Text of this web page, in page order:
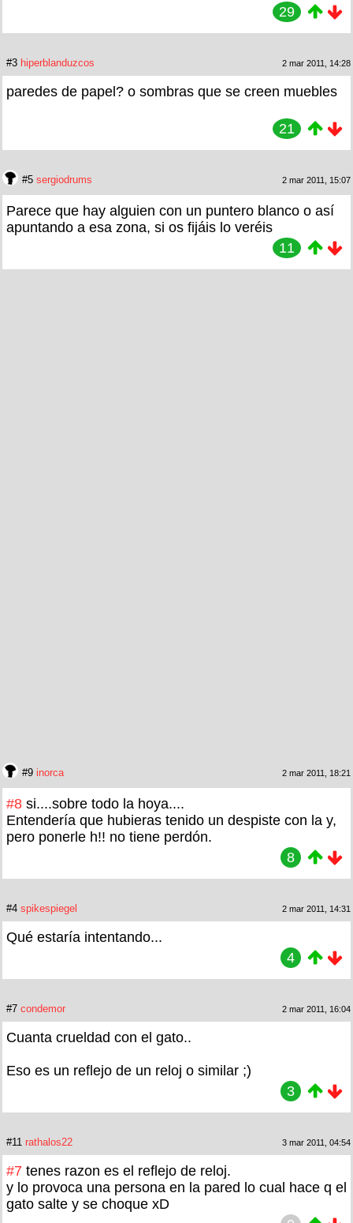
29
#3 hiperblanduzcos 2 mar 2011, 14:28
paredes de papel? o sombras que se creen muebles
21
#5 sergiodrums 2 mar 2011, 15:07
Parece que hay alguien con un puntero blanco o así
apuntando a esa zona, si os fijáis lo veréis
11
#9 inorca 2 mar 2011, 18:21
#8 si....sobre todo la hoya....
Entendería que hubieras tenido un despiste con la y,
pero ponerle h!! no tiene perdón.
8
#4 spikespiegel 2 mar 2011, 14:31
Qué estaría intentando...
4
#7 condemor 2 mar 2011, 16:04
Cuanta crueldad con el gato..
Eso es un reflejo de un reloj o similar ;)
3
#11 rathalos22 3 mar 2011, 04:54
#7 tenes razon es el reflejo de reloj.
y lo provoca una persona en la pared lo cual hace q el
gato salte y se choque xD